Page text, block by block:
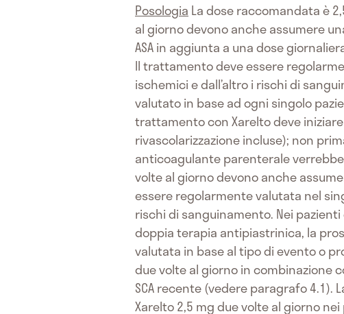
Posologia La dose raccomandata è
al giorno devono anche assumere
ASA in aggiunta a una dose
Il trattamento deve essere
ischemici e dall’altro i rischi di
valutato in base ad ogni singolo
trattamento con Xarelto deve
rivascolarizzazione incluse); non
anticoagulante parenterale
volte al giorno devono anche
essere regolarmente valutata nel
rischi di sanguinamento. Nei
doppia terapia antipiastrinica, la
valutata in base al tipo di evento o
due volte al giorno in combinazione
SCA recente (vedere paragrafo
Xarelto 2,5 mg due volte al giorno